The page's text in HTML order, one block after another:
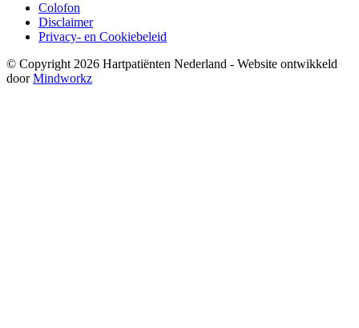
Colofon
Disclaimer
Privacy- en Cookiebeleid
© Copyright 2026 Hartpatiënten Nederland - Website ontwikkeld
doorMindworkz